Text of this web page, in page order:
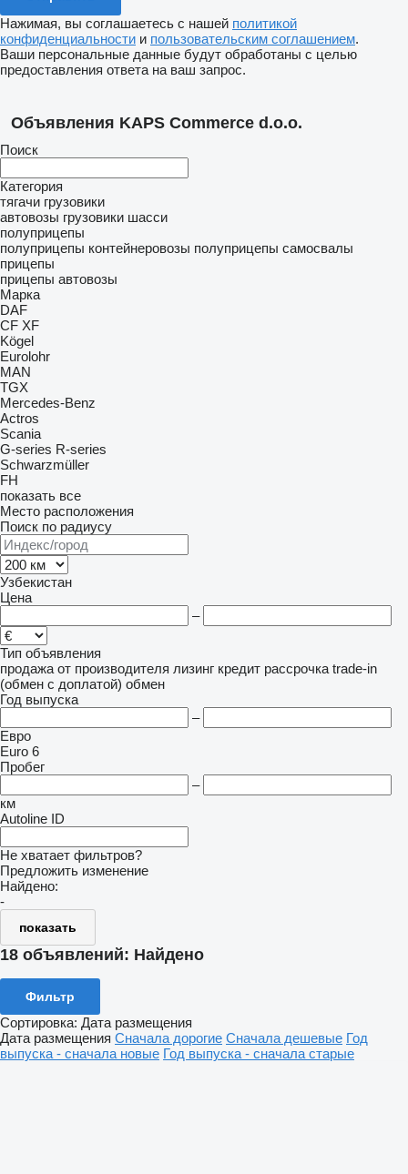
Нажимая, вы соглашаетесь с нашей политикой
конфиденциальности и пользовательским соглашением.
Ваши персональные данные будут обработаны с целью
предоставления ответа на ваш запрос.
Объявления KAPS Commerce d.o.o.
Поиск
Категория
тягачи грузовики
автовозы грузовики шасси
полуприцепы
полуприцепы контейнеровозы полуприцепы самосвалы
прицепы
прицепы автовозы
Марка
DAF
CF XF
Kögel
Eurolohr
MAN
TGX
Mercedes-Benz
Actros
Scania
G-series R-series
Schwarzmüller
FH
показать все
Место расположения
Поиск по радиусу
Узбекистан
Цена
–
Тип объявления
продажа от производителя лизинг кредит рассрочка trade-in
(обмен с доплатой) обмен
Год выпуска
–
Евро
Euro 6
Пробег
–
км
Autoline ID
Не хватает фильтров?
Предложить изменение
Найдено:
-
показать
18 объявлений: Найдено
Фильтр
Сортировка: Дата размещения
Дата размещения Сначала дорогие Сначала дешевые Год
выпуска - сначала новые Год выпуска - сначала старые